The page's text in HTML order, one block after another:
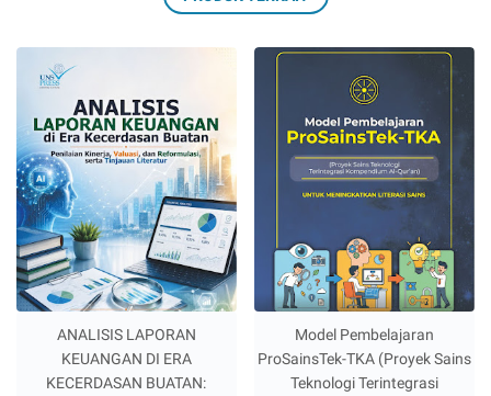
ANALISIS LAPORAN
KEUANGAN DI ERA
KECERDASAN BUATAN:
Model Pembelajaran
ProSainsTek-TKA (Proyek Sains
Teknologi Terintegrasi